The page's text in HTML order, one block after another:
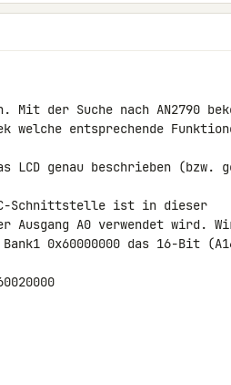
Mit der Suche nach AN2790
welche entsprechende
genau beschrieben (bzw.
Schnittstelle ist in dieser
Ausgang A0 verwendet wird.
0x60000000 das 16-Bit